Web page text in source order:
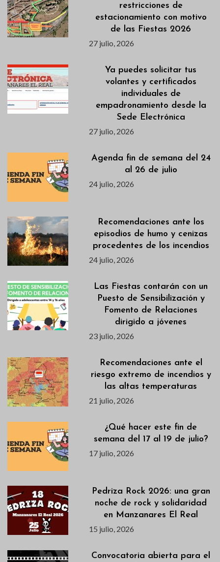
restricciones de
estacionamiento con motivo
de las Fiestas 2026
27 julio, 2026
Ya puedes solicitar tus
volantes y certificados
individuales de
empadronamiento desde la
Sede Electrónica
27 julio, 2026
Agenda fin de semana del 24
al 26 de julio
24 julio, 2026
Recomendaciones ante los
episodios de humo y cenizas
procedentes de los incendios
24 julio, 2026
Las Fiestas contarán con un
Puesto de Sensibilización y
Fomento de Relaciones
dirigido a jóvenes
23 julio, 2026
Recomendaciones ante el
riesgo extremo de incendios y
las altas temperaturas
21 julio, 2026
¿Qué hacer este fin de
semana del 17 al 19 de julio?
17 julio, 2026
Pedriza Rock 2026: una gran
noche de rock y solidaridad
en Manzanares El Real
15 julio, 2026
Convocatoria abierta para el